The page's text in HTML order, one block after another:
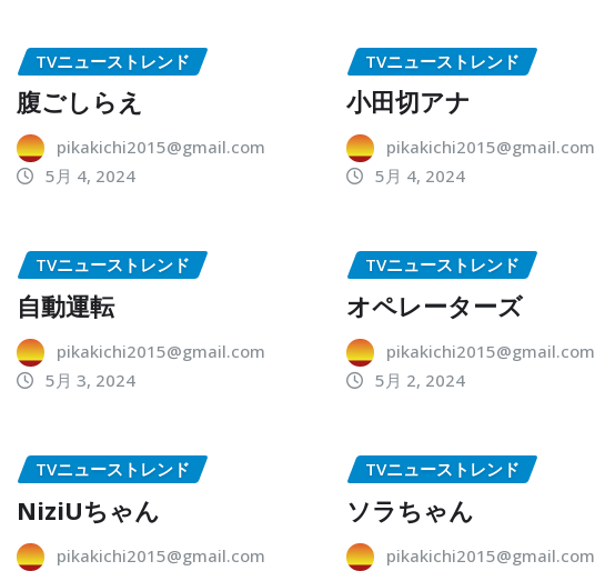
TVニューストレンド
腹ごしらえ
pikakichi2015@gmail.com
5月 4, 2024
TVニューストレンド
小田切アナ
pikakichi2015@gmail.com
5月 4, 2024
TVニューストレンド
自動運転
pikakichi2015@gmail.com
5月 3, 2024
TVニューストレンド
オペレーターズ
pikakichi2015@gmail.com
5月 2, 2024
TVニューストレンド
NiziUちゃん
pikakichi2015@gmail.com
TVニューストレンド
ソラちゃん
pikakichi2015@gmail.com